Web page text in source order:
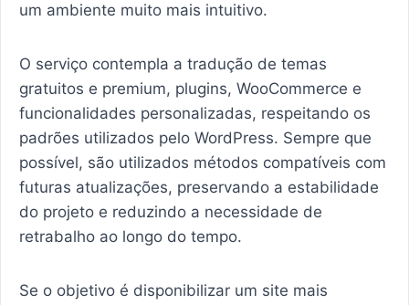
um ambiente muito mais intuitivo.
O serviço contempla a tradução de temas
gratuitos e premium, plugins, WooCommerce e
funcionalidades personalizadas, respeitando os
padrões utilizados pelo WordPress. Sempre que
possível, são utilizados métodos compatíveis com
futuras atualizações, preservando a estabilidade
do projeto e reduzindo a necessidade de
retrabalho ao longo do tempo.
Se o objetivo é disponibilizar um site mais